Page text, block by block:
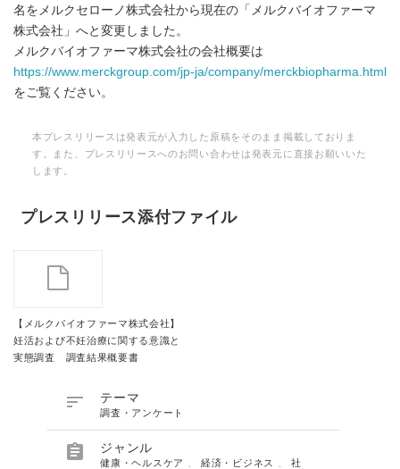
名をメルクセローノ株式会社から現在の「メルクバイオファーマ
株式会社」へと変更しました。
メルクバイオファーマ株式会社の会社概要は
https://www.merckgroup.com/jp-ja/company/merckbiopharma.html
をご覧ください。
本プレスリリースは発表元が入力した原稿をそのまま掲載しておりま
す。また、プレスリリースへのお問い合わせは発表元に直接お願いいた
します。
プレスリリース添付ファイル
【メルクバイオファーマ株式会社】
妊活および不妊治療に関する意識と
実態調査 調査結果概要書
 テーマ
調査・アンケート
 ジャンル
健康・ヘルスケア 、経済・ビジネス 、社